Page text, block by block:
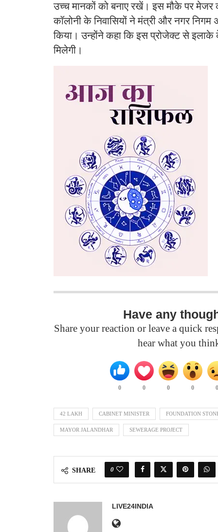
उच्च मानकों को बनाए रखें। इस मौके पर
कॉलोनी के निवासियों ने मंत्री और नगर निगम
किया। उन्होंने कहा कि इस प्रोजेक्ट से इलाके
मिलेगी।
Have any
Share your reaction or leave a quick
hear what you
0 0 0 0
42 LAKH CABINET MINISTER FOUNDATION
MAYOR JALANDHAR SEWERAGE PROJECT
SHARE 0
LIVE24INDIA